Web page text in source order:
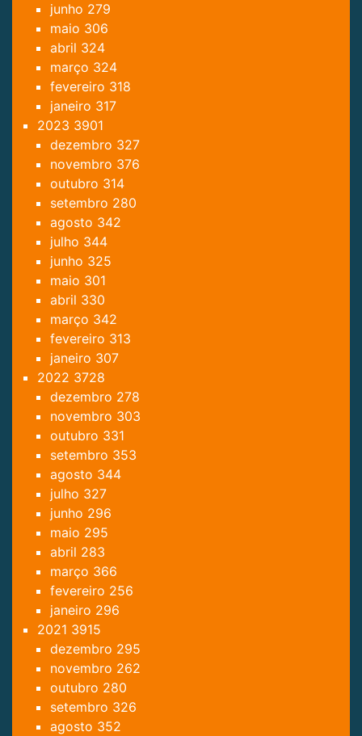
junho 279
maio 306
abril 324
março 324
fevereiro 318
janeiro 317
2023 3901
dezembro 327
novembro 376
outubro 314
setembro 280
agosto 342
julho 344
junho 325
maio 301
abril 330
março 342
fevereiro 313
janeiro 307
2022 3728
dezembro 278
novembro 303
outubro 331
setembro 353
agosto 344
julho 327
junho 296
maio 295
abril 283
março 366
fevereiro 256
janeiro 296
2021 3915
dezembro 295
novembro 262
outubro 280
setembro 326
agosto 352